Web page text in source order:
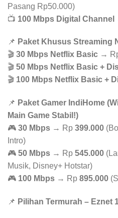
Pasang Rp50.000)
📺 100 Mbps Digital Channel
📌 Paket Khusus Streaming
🎬 30 Mbps Netflix Basic →
🎬 50 Mbps Netflix Basic +
🎬 100 Mbps Netflix Basic +
📌 Paket Gamer IndiHome
Main Game Stabil!)
🎮 30 Mbps → Rp 399.000
Intro)
🎮 50 Mbps → Rp 545.000
Musik, Disney+ Hotstar)
🎮 100 Mbps → Rp 895.000
📌 Pilihan Termurah – Eznet